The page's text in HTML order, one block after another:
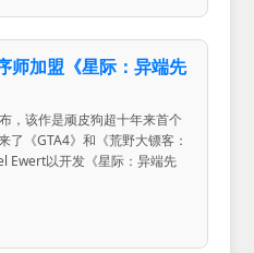
师加盟《星际：异端先
，该作是顽皮狗超十年来首个
了《GTA4》和《荒野大镖客：
Ewert以开发《星际：异端先